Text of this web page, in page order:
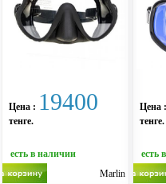
Цена : 19400
тенге.
есть в наличии
Marlin
Цена
тенге.
есть